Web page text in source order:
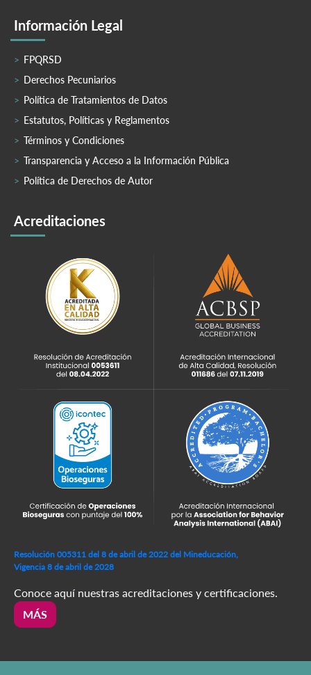
Información Legal
FPQRSD
Derechos Pecuniarios
Política de Tratamientos de Datos
Estatutos, Políticas y Reglamentos
Términos y Condiciones
Transparencia y Acceso a la Información Pública
Política de Derechos de Autor
Acreditaciones
Resolución 005311 del 8 de abril de 2022 del Mineducación,
Vigencia 8 de abril de 2028
Conoce aquí nuestras acreditaciones y certificaciones.
MÁS